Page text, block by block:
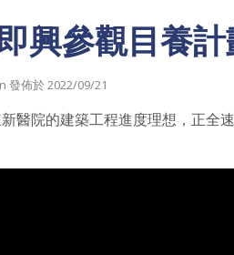
興參觀目養
發佈於 2022/09/21
醫院的建築工程進度理想，正全